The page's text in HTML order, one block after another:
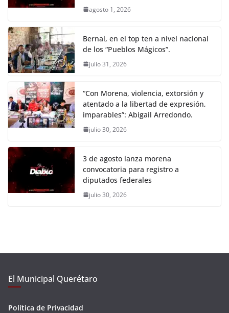
agosto 1, 2026
Bernal, en el top ten a nivel nacional
de los “Pueblos Mágicos”.
julio 31, 2026
“Con Morena, violencia, extorsión y
atentado a la libertad de expresión,
imparables”: Abigail Arredondo.
julio 30, 2026
3 de agosto lanza morena
convocatoria para registro a
diputados federales
julio 30, 2026
El Municipal Querétaro
Política de Privacidad